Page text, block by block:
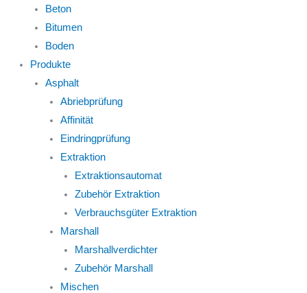
Beton
Bitumen
Boden
Produkte
Asphalt
Abriebprüfung
Affinität
Eindringprüfung
Extraktion
Extraktionsautomat
Zubehör Extraktion
Verbrauchsgüter Extraktion
Marshall
Marshallverdichter
Zubehör Marshall
Mischen